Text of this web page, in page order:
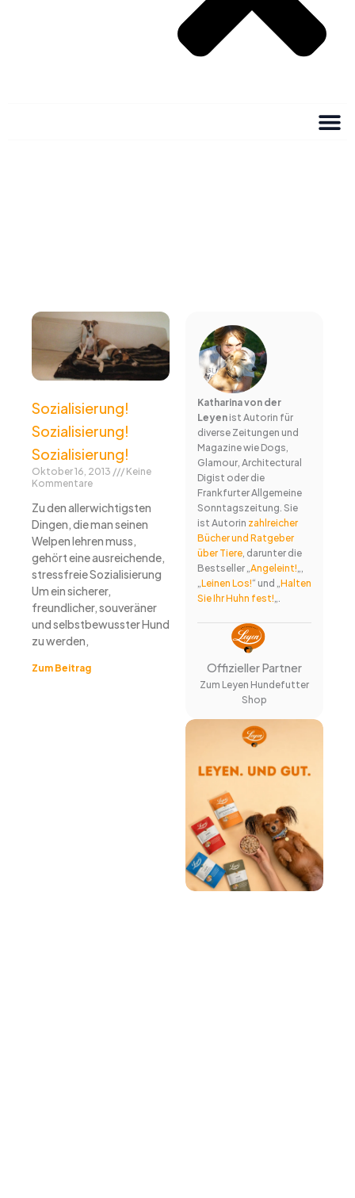
Sozialisierung!
Sozialisierung!
Sozialisierung!
Oktober 16, 2013
Keine
Kommentare
Zu den allerwichtigsten
Dingen, die man seinen
Welpen lehren muss,
gehört eine ausreichende,
stressfreie Sozialisierung
Um ein sicherer,
freundlicher, souveräner
und selbstbewusster Hund
zu werden,
Zum Beitrag
Katharina von der
Leyenist Autorin für
diverse Zeitungen und
Magazine wie Dogs,
Glamour, Architectural
Digist oder die
Frankfurter Allgemeine
Sonntagszeitung. Sie
ist Autorin zahlreicher
Bücher und Ratgeber
über Tiere, darunter die
Bestseller „ Angeleint!
Leinen Los!“ und „ Halten
Sie Ihr Huhn fest!
Offizieller Partner
Zum Leyen Hundefutter
Shop